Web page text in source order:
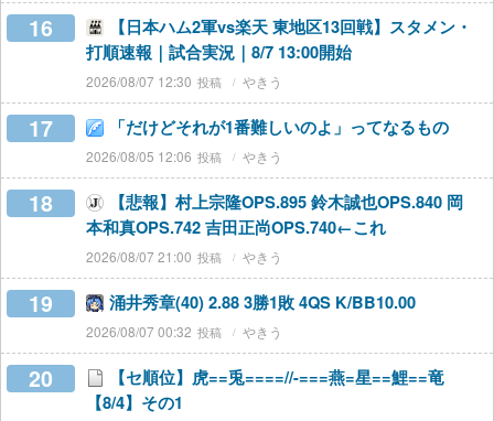
16
【日本ハム2軍vs楽天 東地区13回戦】スタメン・
打順速報｜試合実況｜8/7 13:00開始
2026/08/07 12:30 やきう
17 「だけどそれが1番難しいのよ」ってなるもの
2026/08/05 12:06 やきう
18
【悲報】村上宗隆OPS.895 鈴木誠也OPS.840 岡
本和真OPS.742 吉田正尚OPS.740←これ
2026/08/07 21:00 やきう
19 涌井秀章(40) 2.88 3勝1敗 4QS K/BB10.00
2026/08/07 00:32 やきう
20
【セ順位】虎==兎====//-===燕=星==鯉==竜
【8/4】その1